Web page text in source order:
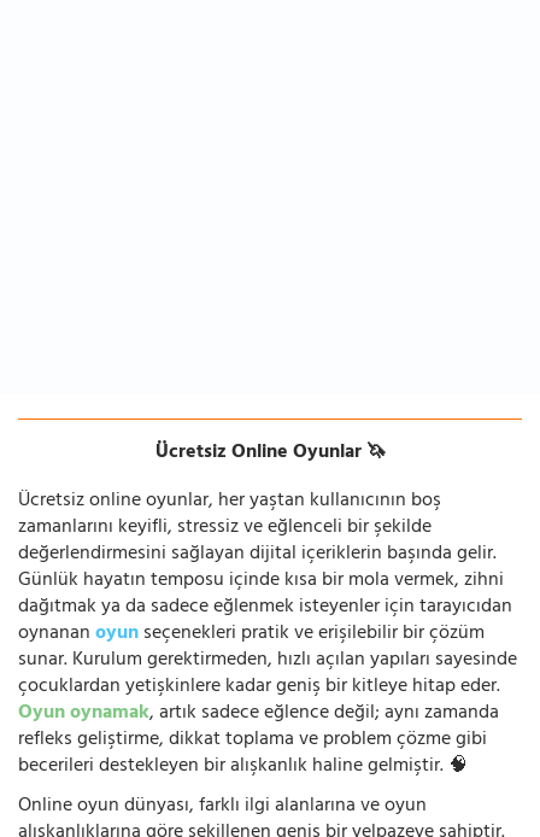
Ücretsiz Online Oyunlar 🦄
Ücretsiz online oyunlar, her yaştan kullanıcının boş
zamanlarını keyifli, stressiz ve eğlenceli bir şekilde
değerlendirmesini sağlayan dijital içeriklerin başında gelir.
Günlük hayatın temposu içinde kısa bir mola vermek, zihni
dağıtmak ya da sadece eğlenmek isteyenler için tarayıcıdan
oynananoyunseçenekleri pratik ve erişilebilir bir çözüm
sunar. Kurulum gerektirmeden, hızlı açılan yapıları sayesinde
çocuklardan yetişkinlere kadar geniş bir kitleye hitap eder.
Oyun oynamak, artık sadece eğlence değil; aynı zamanda
refleks geliştirme, dikkat toplama ve problem çözme gibi
becerileri destekleyen bir alışkanlık haline gelmiştir. 🧠
Online oyun dünyası, farklı ilgi alanlarına ve oyun